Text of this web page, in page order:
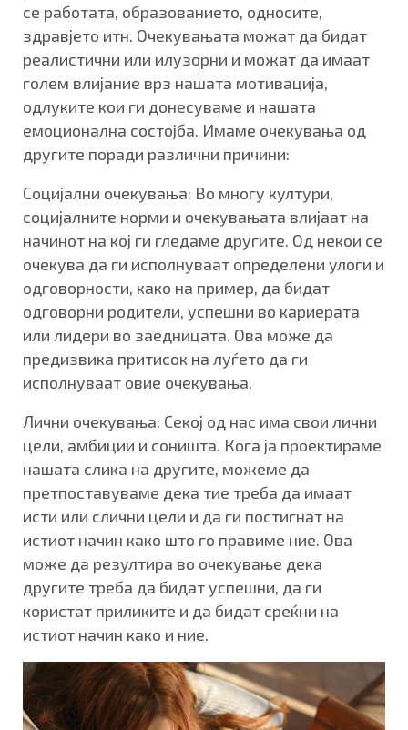
се работата, образованието, односите,
здравјето итн. Очекувањата можат да бидат
реалистични или илузорни и можат да имаат
голем влијание врз нашата мотивација,
одлуките кои ги донесуваме и нашата
емоционална состојба. Имаме очекувања од
другите поради различни причини:
Социјални очекувања: Во многу култури,
социјалните норми и очекувањата влијаат на
начинот на кој ги гледаме другите. Од некои се
очекува да ги исполнуваат определени улоги и
одговорности, како на пример, да бидат
одговорни родители, успешни во кариерата
или лидери во заедницата. Ова може да
предизвика притисок на луѓето да ги
исполнуваат овие очекувања.
Лични очекувања: Секој од нас има свои лични
цели, амбиции и соништа. Кога ја проектираме
нашата слика на другите, можеме да
претпоставуваме дека тие треба да имаат
исти или слични цели и да ги постигнат на
истиот начин како што го правиме ние. Ова
може да резултира во очекување дека
другите треба да бидат успешни, да ги
користат приликите и да бидат среќни на
истиот начин како и ние.